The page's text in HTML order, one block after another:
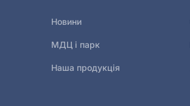
Новини
МДЦ і парк
Наша продукція